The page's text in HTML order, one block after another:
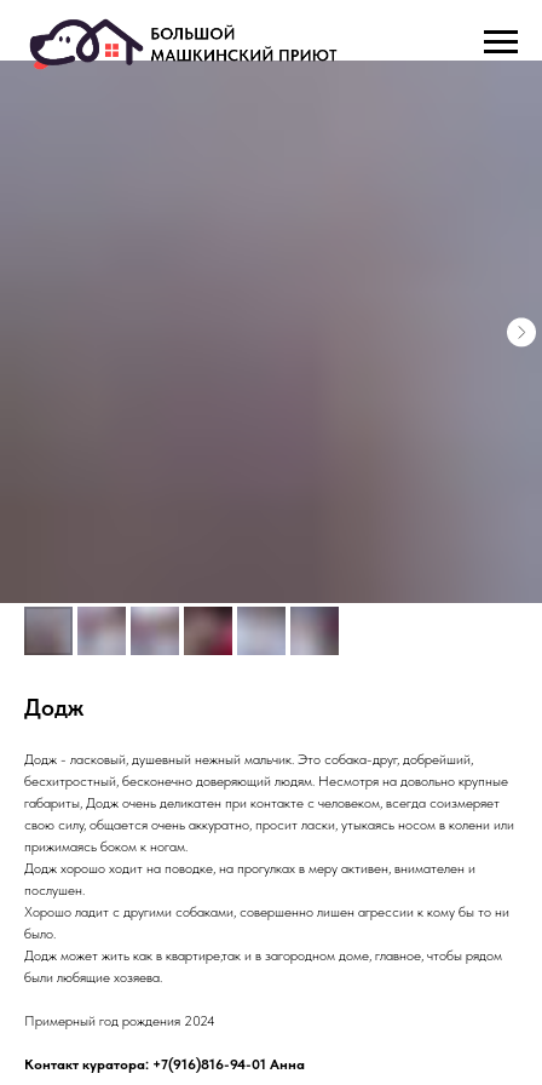
Додж
Додж - ласковый, душевный нежный мальчик. Это собака-друг, добрейший,
бесхитростный, бесконечно доверяющий людям. Несмотря на довольно крупные
габариты, Додж очень деликатен при контакте с человеком, всегда соизмеряет
свою силу, общается очень аккуратно, просит ласки, утыкаясь носом в колени или
прижимаясь боком к ногам.
Додж хорошо ходит на поводке, на прогулках в меру активен, внимателен и
послушен.
Хорошо ладит с другими собаками, совершенно лишен агрессии к кому бы то ни
было.
Додж может жить как в квартире,так и в загородном доме, главное, чтобы рядом
были любящие хозяева.
Примерный год рождения 2024
Контакт куратора: +7(916)816-94-01 Анна